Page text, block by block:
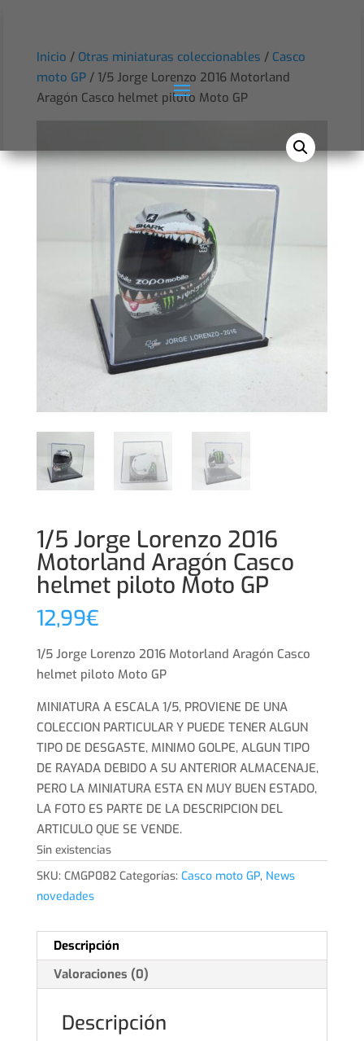
Inicio / Otras miniaturas coleccionables / Casco
moto GP/ 1/5 Jorge Lorenzo 2016 Motorland
Aragón Casco helmet piloto Moto GP
1/5 Jorge Lorenzo 2016
Motorland Aragón Casco
helmet piloto Moto GP
12,99€
1/5 Jorge Lorenzo 2016 Motorland Aragón Casco
helmet piloto Moto GP
MINIATURA A ESCALA 1/5, PROVIENE DE UNA
COLECCION PARTICULAR Y PUEDE TENER ALGUN
TIPO DE DESGASTE, MINIMO GOLPE, ALGUN TIPO
DE RAYADA DEBIDO A SU ANTERIOR ALMACENAJE,
PERO LA MINIATURA ESTA EN MUY BUEN ESTADO,
LA FOTO ES PARTE DE LA DESCRIPCION DEL
ARTICULO QUE SE VENDE.
Sin existencias
SKU: CMGP082 Categorías: Casco moto GP, News
novedades
Descripción
Valoraciones (0)
Descripción